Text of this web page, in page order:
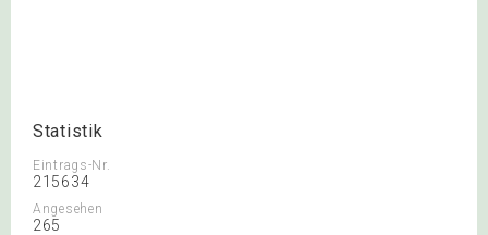
Statistik
Eintrags-Nr.
215634
Angesehen
265